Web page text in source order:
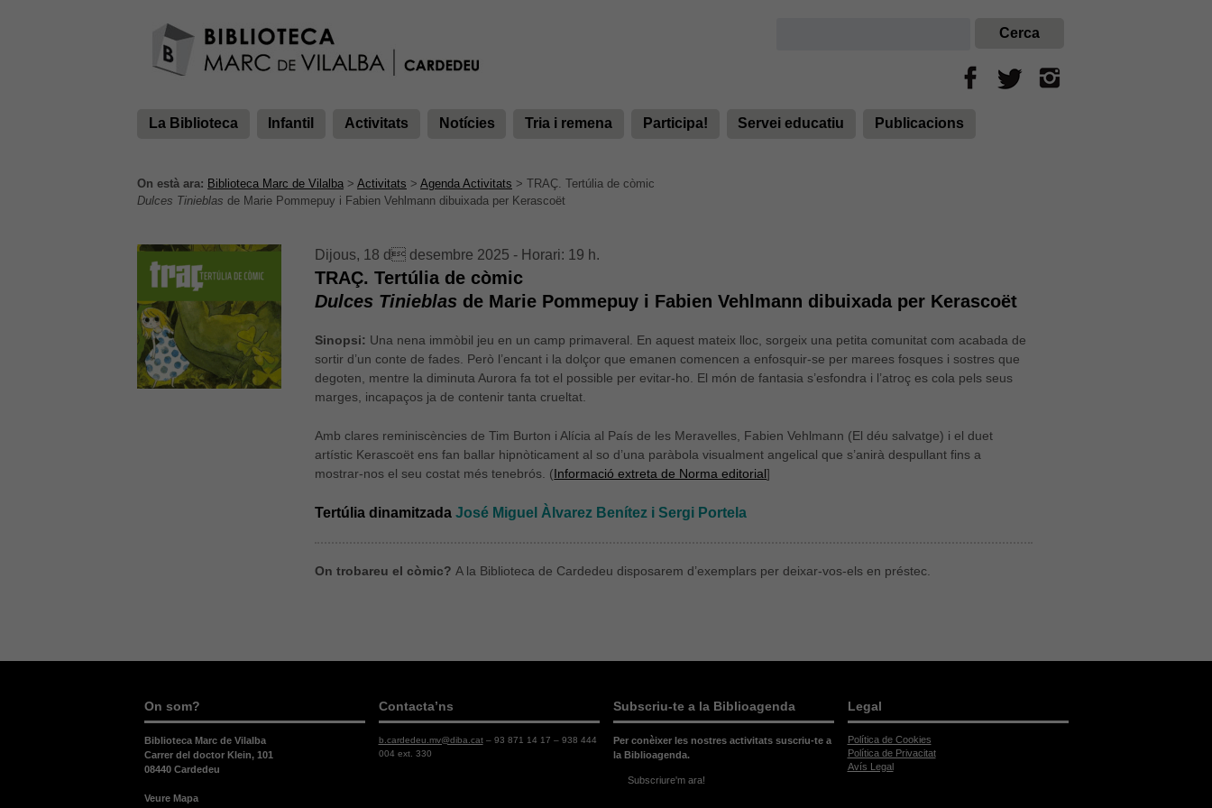
La Biblioteca Infantil Activitats Notícies Tria i remena Participa! Servei educatiu Publicacions
On està ara: Biblioteca Marc de Vilalba > Activitats > Agenda Activitats > TRAÇ. Tertúlia de còmic
Dulces Tinieblas de Marie Pommepuy i Fabien Vehlmann dibuixada per Kerascoët
Dijous, 18 d desembre 2025 - Horari: 19 h.
TRAÇ. Tertúlia de còmic
Dulces Tinieblas de Marie Pommepuy i Fabien Vehlmann dibuixada per Kerascoët
Sinopsi: Una nena immòbil jeu en un camp primaveral. En aquest mateix lloc, sorgeix una petita comunitat com acabada de
sortir d’un conte de fades. Però l’encant i la dolçor que emanen comencen a enfosquir-se per marees fosques i sostres que
degoten, mentre la diminuta Aurora fa tot el possible per evitar-ho. El món de fantasia s’esfondra i l’atroç es cola pels seus
marges, incapaços ja de contenir tanta crueltat.
Amb clares reminiscències de Tim Burton i Alícia al País de les Meravelles, Fabien Vehlmann (El déu salvatge) i el duet
artístic Kerascoët ens fan ballar hipnòticament al so d’una paràbola visualment angelical que s’anirà despullant fins a
mostrar-nos el seu costat més tenebrós. (Informació extreta de Norma editorial]
Tertúlia dinamitzadaJosé Miguel Àlvarez Benítez i Sergi Portela
On trobareu el còmic?A la Biblioteca de Cardedeu disposarem d’exemplars per deixar-vos-els en préstec.
On som?
Biblioteca Marc de Vilalba
Carrer del doctor Klein, 101
08440 Cardedeu
Veure Mapa
Contacta’ns
b.cardedeu.mv@diba.cat– 93 871 14 17 – 938 444
004 ext. 330
Subscriu-te a la Biblioagenda
Per conèixer les nostres activitats suscriu-te a
la Biblioagenda.
Subscriure'm ara!
Legal
Política de Cookies
Política de Privacitat
Avís Legal